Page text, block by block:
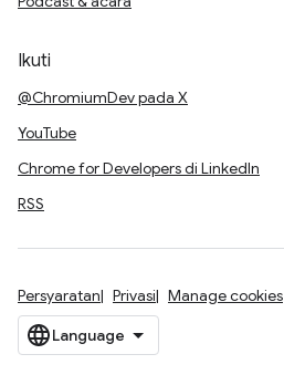
Ikuti
@ChromiumDev pada X
YouTube
Chrome for Developers di LinkedIn
RSS
Persyaratan Privasi Manage cookies